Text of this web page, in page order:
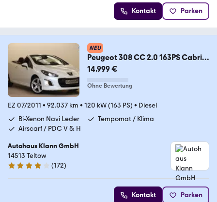
Kontakt Parken
NEU
Peugeot 308 CC 2.0 163PS Cabrio
Allure Automatik 1.Hand
14.999 €
Ohne Bewertung
EZ 07/2011 • 92.037 km • 120 kW (163 PS) • Diesel
Bi-Xenon Navi Leder
Tempomat / Klima
Airscarf / PDC V & H
Autohaus Klann GmbH
14513 Teltow
4 Sterne
(172)
Kontakt Parken